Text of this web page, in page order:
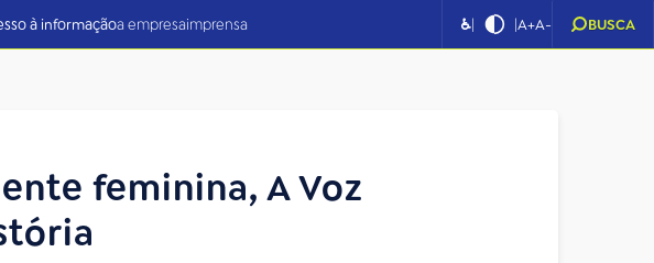
à informaçãoa empresaimprensa ♿| |A+A- BUSCA
feminina, A Voz